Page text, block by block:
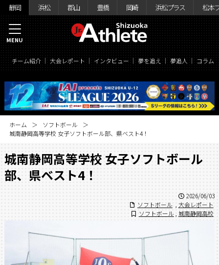
静岡 浜松 郡山 豊橋 岡崎 浜松プラス 松本
チーム紹介 大会レポート インタビュー 夢を追え 夢追人 コラム
MENU
ホーム
ソフトボール
城南静岡高等学校 女子ソフトボール部、県ベスト4！
城南静岡高等学校 女子ソフトボール
部、県ベスト4！
2026/06/03
ソフトボール , 大会レポート
ソフトボール 城南静岡高校